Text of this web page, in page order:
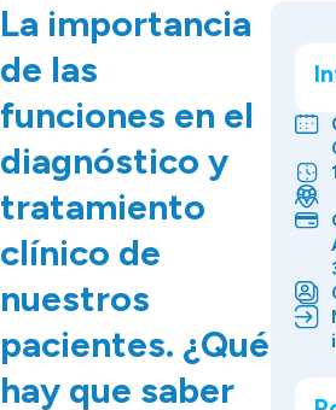
La importancia
de las
funciones en el
diagnóstico y
tratamiento
clínico de
nuestros
pacientes. ¿Qué
hay que saber